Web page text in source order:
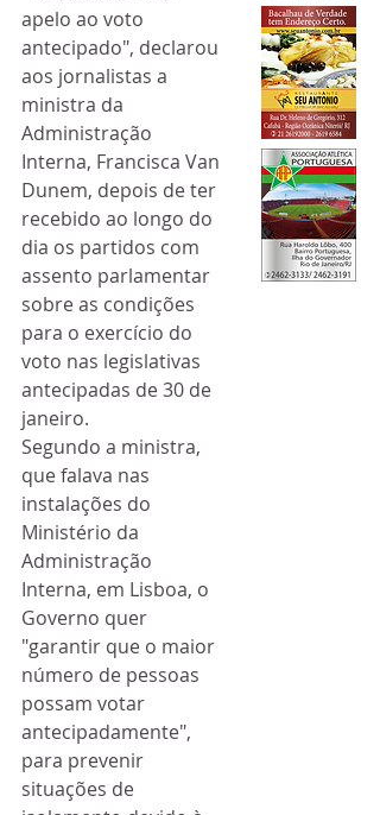
apelo ao voto
antecipado", declarou
aos jornalistas a
ministra da
Administração
Interna, Francisca Van
Dunem, depois de ter
recebido ao longo do
dia os partidos com
assento parlamentar
sobre as condições
para o exercício do
voto nas legislativas
antecipadas de 30 de
janeiro.
Segundo a ministra,
que falava nas
instalações do
Ministério da
Administração
Interna, em Lisboa, o
Governo quer
"garantir que o maior
número de pessoas
possam votar
antecipadamente",
para prevenir
situações de